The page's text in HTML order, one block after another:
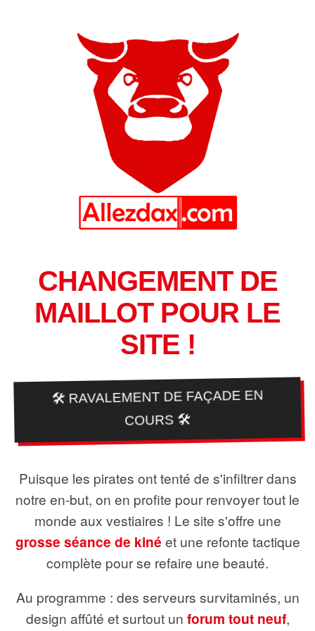
CHANGEMENT DE
MAILLOT POUR LE
SITE !
🛠️ RAVALEMENT DE FAÇADE EN
COURS 🛠️
Puisque les pirates ont tenté de s'infiltrer dans
notre en-but, on en profite pour renvoyer tout le
monde aux vestiaires ! Le site s'offre une
grosse séance de kiné et une refonte tactique
complète pour se refaire une beauté.
Au programme : des serveurs survitaminés, un
design affûté et surtout un forum tout neuf,